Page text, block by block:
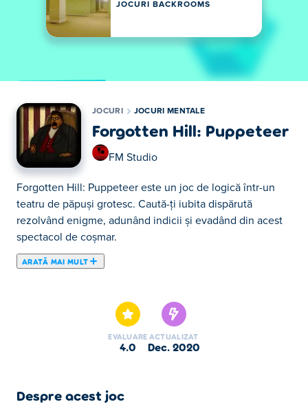
JOCURI BACKROOMS
JOCURI JOCURI MENTALE
Forgotten Hill: Puppeteer
FM Studio
Forgotten Hill: Puppeteer este un joc de logică într-un
teatru de păpuși grotesc. Caută-ți iubita dispărută
rezolvând enigme, adunând indicii și evadând din acest
spectacol de coșmar.
ARATĂ MAI MULT
EVALUARE
4.0
ACTUALIZAT
dec. 2020
Despre acest joc